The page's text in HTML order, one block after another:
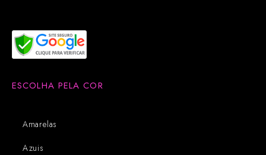
ESCOLHA PELA COR
Amarelas
Azuis